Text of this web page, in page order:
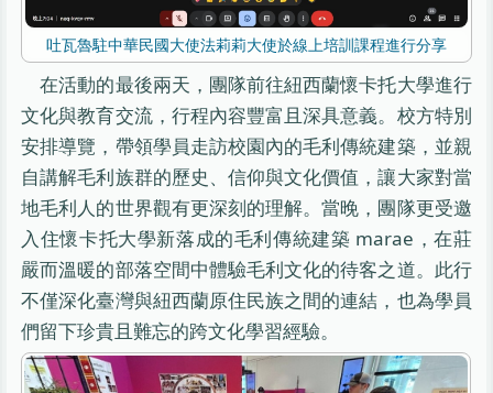
吐瓦魯駐中華民國大使法莉莉大使於線上培訓課程進行分享
在活動的最後兩天，團隊前往紐西蘭懷卡托大學進行
文化與教育交流，行程內容豐富且深具意義。校方特別
安排導覽，帶領學員走訪校園內的毛利傳統建築，並親
自講解毛利族群的歷史、信仰與文化價值，讓大家對當
地毛利人的世界觀有更深刻的理解。當晚，團隊更受邀
入住懷卡托大學新落成的毛利傳統建築 marae，在莊
嚴而溫暖的部落空間中體驗毛利文化的待客之道。此行
不僅深化臺灣與紐西蘭原住民族之間的連結，也為學員
們留下珍貴且難忘的跨文化學習經驗。